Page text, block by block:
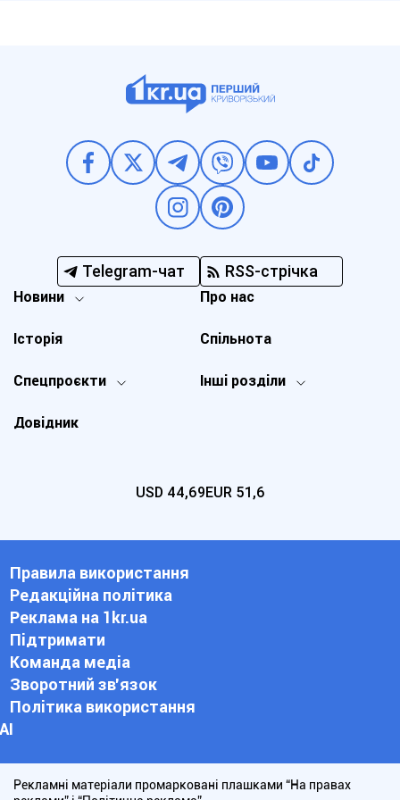
Telegram-чат RSS-стрічка
Новини
Спецпроєкти Інші розділи
Історія
Про нас
Довідник
Спільнота
USD 44,69EUR 51,6
Правила використання
Редакційна політика
Реклама на 1kr.ua
Підтримати
Команда медіа
Зворотний зв'язок
Політика використання
АІ
Рекламні матеріали промарковані плашками “На правах